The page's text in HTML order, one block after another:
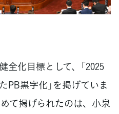
全化目標として、「2025
PB黒字化」を掲げていま
て掲げられたのは、小泉